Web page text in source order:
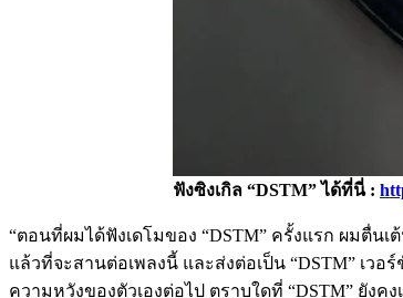
ฟังซิงเกิล “DSTM” ได้ที่นี่ :
“ตอนที่ผมได้ฟังเดโมของ “DSTM” ครั้งแรก ผมตื่นเ
แล้วที่จะสานต่อเพลงนี้ และส่งต่อเป็น “DSTM” เว
ความหวังของตัวเองต่อไป ตราบใดที่ “DSTM” ยังค